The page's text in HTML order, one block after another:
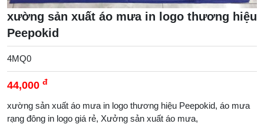
xường sản xuất áo mưa in logo thương hiệu
Peepokid
4MQ0
44,000 đ
xường sản xuất áo mưa in logo thương hiệu Peepokid, áo mưa
rạng đông in logo giá rẻ, Xưởng sản xuất áo mưa,